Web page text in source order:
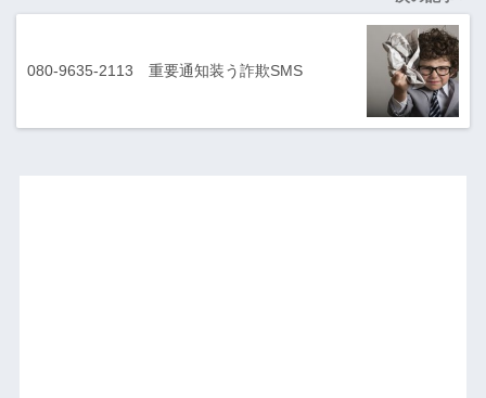
080-9635-2113 重要通知装う詐欺SMS